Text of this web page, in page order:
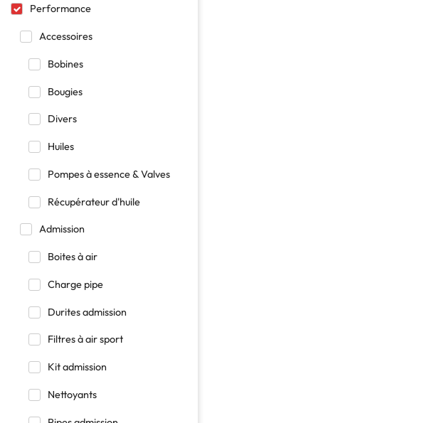
Performance
Accessoires
Bobines
Bougies
Divers
Huiles
Pompes à essence & Valves
Récupérateur d'huile
Admission
Boites à air
Charge pipe
Durites admission
Filtres à air sport
Kit admission
Nettoyants